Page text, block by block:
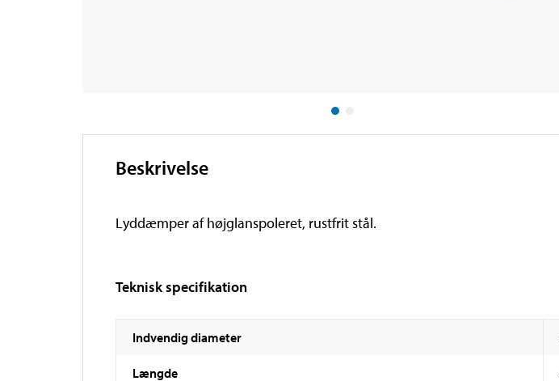
Beskrivelse
Lyddæmper af højglanspoleret, rustfrit stål.
Teknisk specifikation
Indvendig diameter
Længde